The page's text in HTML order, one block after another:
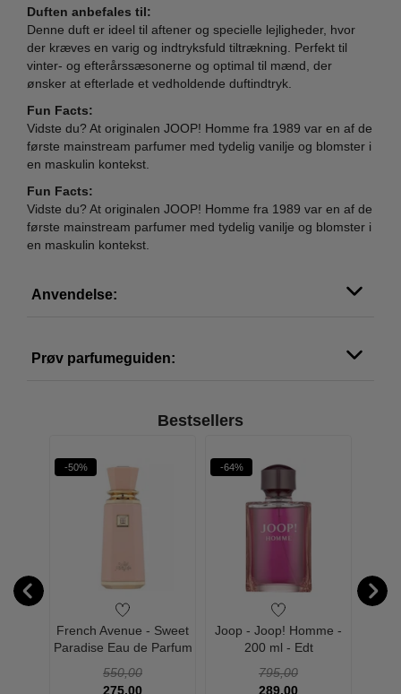
Duften anbefales til:
Denne duft er ideel til aftener og specielle lejligheder, hvor
der kræves en varig og indtryksfuld tiltrækning. Perfekt til
vinter- og efterårssæsonerne og optimal til mænd, der
ønsker at efterlade et vedholdende duftindtryk.
Fun Facts:
Vidste du? At originalen JOOP! Homme fra 1989 var en af de
første mainstream parfumer med tydelig vanilje og blomster i
en maskulin kontekst.
Fun Facts:
Vidste du? At originalen JOOP! Homme fra 1989 var en af de
første mainstream parfumer med tydelig vanilje og blomster i
en maskulin kontekst.
Anvendelse:
Prøv parfumeguiden:
Bestsellers
-50%
French Avenue - Sweet
Paradise Eau de Parfum
550,00
275,00
-64%
Joop - Joop! Homme -
200 ml - Edt
795,00
289,00